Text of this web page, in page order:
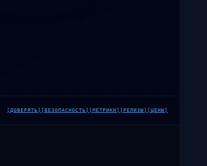
[ДОВЕРЯТЬ] [БЕЗОПАСНОСТЬ] [МЕТРИКИ] [ РЕЛИЗЫ] [ЦЕНЫ]